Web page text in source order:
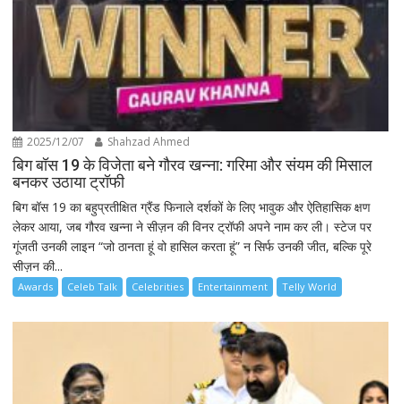
2025/12/07 Shahzad Ahmed
बिग बॉस 19 के विजेता बने गौरव खन्ना: गरिमा और संयम की मिसाल
बनकर उठाया ट्रॉफी
बिग बॉस 19 का बहुप्रतीक्षित ग्रैंड फिनाले दर्शकों के लिए भावुक और ऐतिहासिक क्षण
लेकर आया, जब गौरव खन्ना ने सीज़न की विनर ट्रॉफी अपने नाम कर ली। स्टेज पर
गूंजती उनकी लाइन “जो ठानता हूं वो हासिल करता हूं” न सिर्फ उनकी जीत, बल्कि पूरे
सीज़न की...
Awards Celeb Talk Celebrities Entertainment Telly World